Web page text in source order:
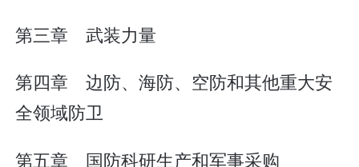
第三章 武装力量
第四章 边防、海防、空防和其他重大安
全领域防卫
第五章 国防科研生产和军事采购